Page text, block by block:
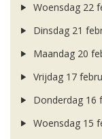
Woensdag 22
Dinsdag 21
Maandag 20
Vrijdag 17
Donderdag 16
Woensdag 15